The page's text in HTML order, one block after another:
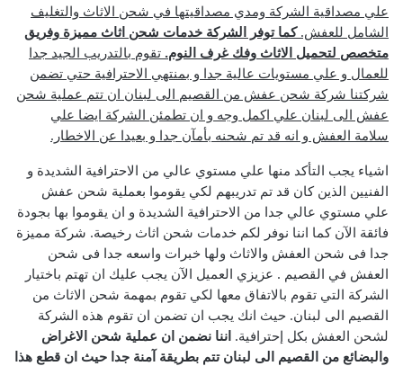
علي مصداقية الشركة ومدي مصداقيتها في شحن الاثاث والتغليف
الشامل للعفش.كما توفر الشركة خدمات شحن اثاث مميزة وفريق
متخصص لتحميل الاثاث وفك غرف النوم. تقوم بالتدريب الجيد جدا
للعمال و علي مستويات عالية جدا و بمنتهي الاحترافية حتي تضمن
شركتنا شركة شحن عفش من القصيم الى لبنان ان تتم عملية شحن
عفش الى لبنان علي اكمل وجه و ان تطمئن الشركة ايضا علي
سلامة العفش و انه قد تم شحنه بأمآن جدا و بعيدا عن الاخطار.
اشياء يجب التأكد منها علي مستوي عالي من الاحترافية الشديدة و
الفنيين الذين كان قد تم تدريبهم لكي يقوموا بعملية شحن عفش
علي مستوي عالي جدا من الاحترافية الشديدة و ان يقوموا بها بجودة
فائقة الآن كما اننا نوفر لكم خدمات شحن اثاث رخيصة. شركة مميزة
جدا فى شحن العفش والاثاث ولها خبرات واسعه جدا فى شحن
العفش في القصيم . عزيزي العميل الآن يجب عليك ان تهتم باختيار
الشركة التي تقوم بالاتفاق معها لكي تقوم بمهمة شحن الاثاث من
القصيم الى لبنان. حيث انك يجب ان تضمن ان تقوم هذه الشركة
لشحن العفش بكل إحترافية. اننا نضمن ان عملية شحن الاغراض
والبضائع من القصيم الى لبنان تتم بطريقة آمنة جدا حيث ان قطع هذا